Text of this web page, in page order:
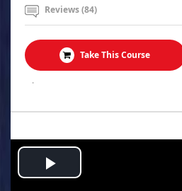
Reviews (84)
Take This Course
.
Play